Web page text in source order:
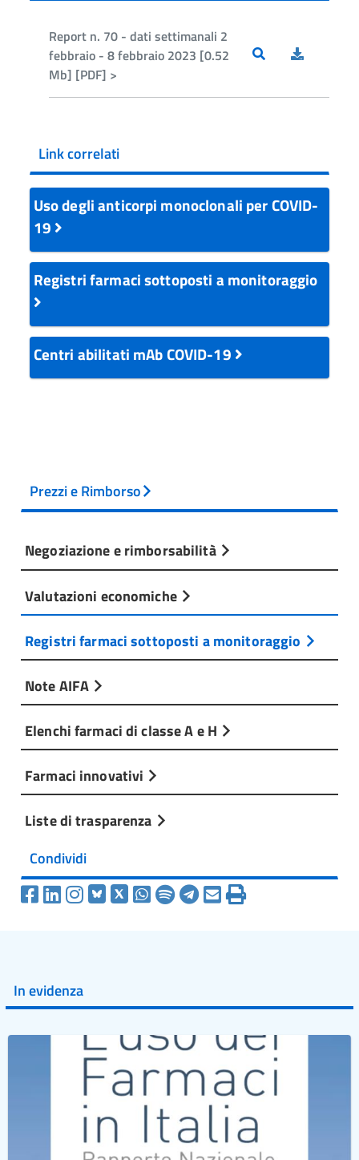
Report n. 70 - dati settimanali 2
febbraio - 8 febbraio 2023 [0.52
Mb] [PDF] >
Link correlati
Uso degli anticorpi monoclonali per COVID-
19
Registri farmaci sottoposti a monitoraggio
Centri abilitati mAb COVID-19
Prezzi e Rimborso
Negoziazione e rimborsabilità
Valutazioni economiche
Registri farmaci sottoposti a monitoraggio
Note AIFA
Elenchi farmaci di classe A e H
Farmaci innovativi
Liste di trasparenza
Condividi
In evidenza